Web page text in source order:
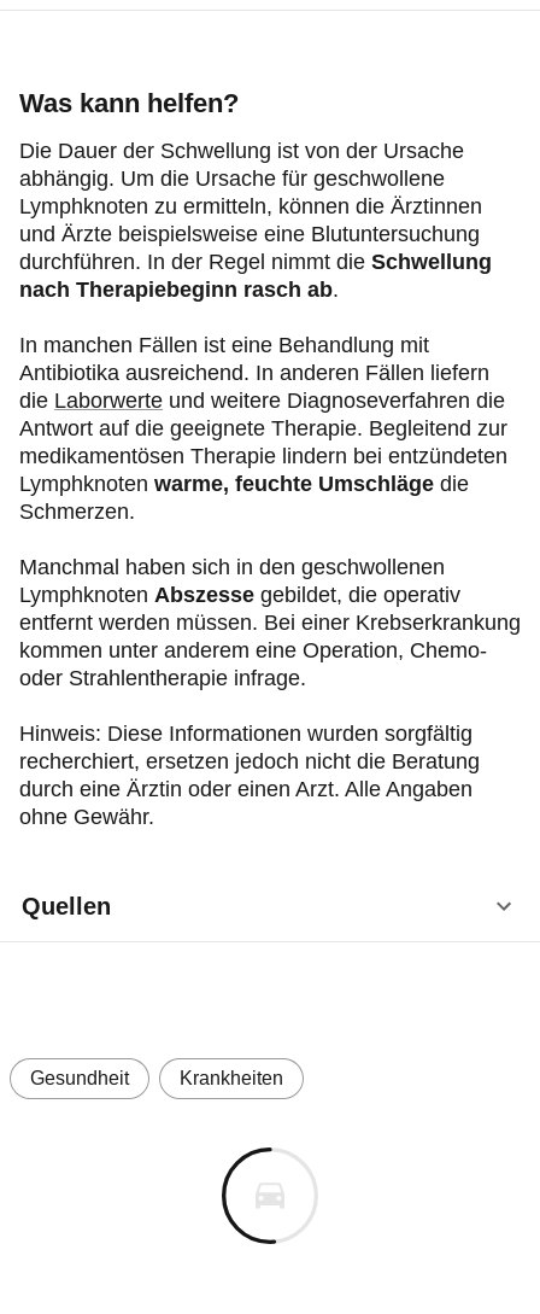
nicht alle von den Immunzellen vernichtet, setzen
Lymphbahnen weiter. Sie erreichen so das
umliegende Gewebe und weiter entfernte
Körperstellen. Auf diese Weise kommt es zu
Tochtergeschwülsten, denMetastasen. Bei
Brustkrebs können die Lymphknoten in der Achsel
anschwellen, die auf derselben Seite wie der Tumor
sehr hart.
Was kann helfen?
Die Dauer der Schwellung ist von der Ursache
abhängig. Um die Ursache für geschwollene
Lymphknoten zu ermitteln, können die Ärztinnen
und Ärzte beispielsweise eine Blutuntersuchung
durchführen. In der Regel nimmt die Schwellung
nach Therapiebeginn rasch ab.
In manchen Fällen ist eine Behandlung mit
Antibiotika ausreichend. In anderen Fällen liefern
die Laborwerte und weitere Diagnoseverfahren die
Antwort auf die geeignete Therapie. Begleitend zur
medikamentösen Therapie lindern bei entzündeten
Lymphknoten warme, feuchte Umschläge die
Schmerzen.
Manchmal haben sich in den geschwollenen
Lymphknoten Abszesse gebildet, die operativ
entfernt werden müssen. Bei einer Krebserkrankung
kommen unter anderem eine Operation, Chemo-
oder Strahlentherapie infrage.
Hinweis: Diese Informationen wurden sorgfältig
recherchiert, ersetzen jedoch nicht die Beratung
durch eine Ärztin oder einen Arzt. Alle Angaben
ohne Gewähr.
Quellen
F3
(Abruf: 28.4.2026)
Stand 12/2025, unter:
https://www.pschyrembel.de/Vergr%C3%B6%C
3%9Ferte%20Lymphknoten/B1MPT
Gesundheit Krankheiten